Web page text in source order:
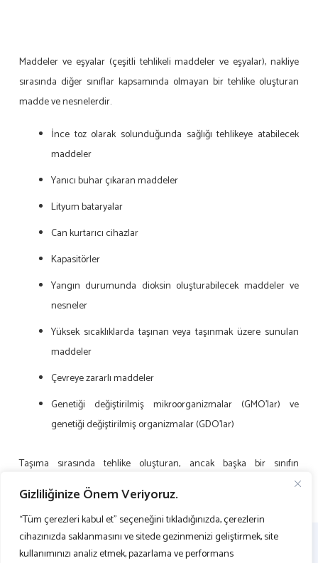
Gizliliğinize Önem Veriyoruz.
“Tüm çerezleri kabul et” seçeneğini tıkladığınızda, çerezlerin
cihazınızda saklanmasını ve sitede gezinmenizi geliştirmek, site
kullanımınızı analiz etmek, pazarlama ve performans
Maddeler ve eşyalar (çeşitli tehlikeli maddeler ve eşyalar), nakliye
sırasında diğer sınıflar kapsamında olmayan bir tehlike oluşturan
madde ve nesnelerdir.
İnce toz olarak solunduğunda sağlığı tehlikeye atabilecek
maddeler
Yanıcı buhar çıkaran maddeler
Lityum bataryalar
Can kurtarıcı cihazlar
Kapasitörler
Yangın durumunda dioksin oluşturabilecek maddeler ve
nesneler
Yüksek sıcaklıklarda taşınan veya taşınmak üzere sunulan
maddeler
Çevreye zararlı maddeler
Genetiği değiştirilmiş mikroorganizmalar (GMO’lar) ve
genetiği değiştirilmiş organizmalar (GDO’lar)
Taşıma sırasında tehlike oluşturan, ancak başka bir sınıfın
tanımlarını karşılamayan diğer maddeler veya nesneler.